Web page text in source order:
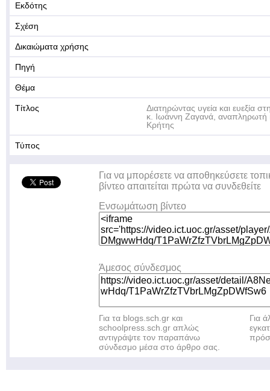
Εκδότης
Σχέση
Δικαιώματα χρήσης
Πηγή
Θέμα
Τίτλος
Διατηρώντας υγεία και ευεξία
κ. Ιωάννη Ζαγανά, αναπληρωτή
Κρήτης
Τύπος
Για να μπορέσετε να αποθηκεύσετε
βίντεο απαιτείται πρώτα να συνδεθείτε
Ενσωμάτωση βίντεο
Άμεσος σύνδεσμος
Για τα blogs.sch.gr και
schoolpress.sch.gr απλώς
αντιγράψτε τον παραπάνω
σύνδεσμο μέσα στο άρθρο σας.
Για